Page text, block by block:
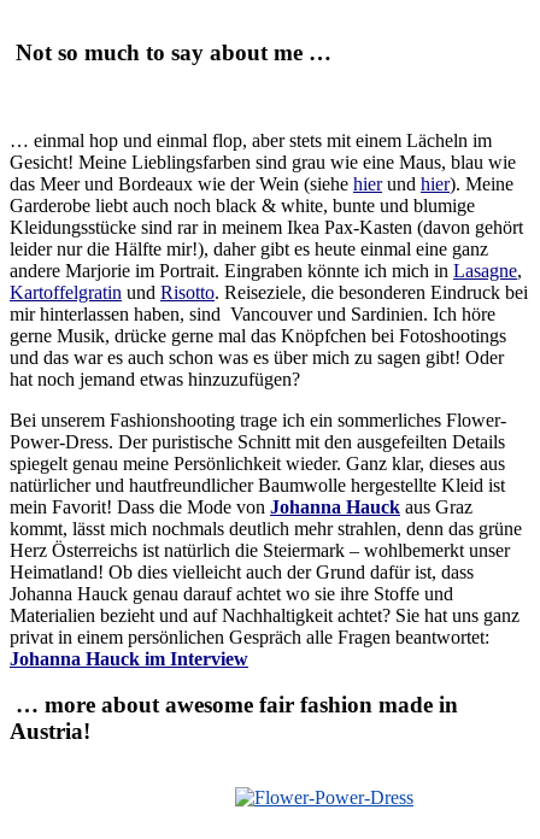
Not so much to say about me …
… einmal hop und einmal flop, aber stets mit einem Lächeln im
Gesicht! Meine Lieblingsfarben sind grau wie eine Maus, blau wie
das Meer und Bordeaux wie der Wein (siehe hier und hier). Meine
Garderobe liebt auch noch black & white, bunte und blumige
Kleidungsstücke sind rar in meinem Ikea Pax-Kasten (davon gehört
leider nur die Hälfte mir!), daher gibt es heute einmal eine ganz
andere Marjorie im Portrait. Eingraben könnte ich mich in Lasagne,
Kartoffelgratin und Risotto. Reiseziele, die besonderen Eindruck bei
mir hinterlassen haben, sind Vancouver und Sardinien. Ich höre
gerne Musik, drücke gerne mal das Knöpfchen bei Fotoshootings
und das war es auch schon was es über mich zu sagen gibt! Oder
hat noch jemand etwas hinzuzufügen?
Bei unserem Fashionshooting trage ich ein sommerliches Flower-
Power-Dress. Der puristische Schnitt mit den ausgefeilten Details
spiegelt genau meine Persönlichkeit wieder. Ganz klar, dieses aus
natürlicher und hautfreundlicher Baumwolle hergestellte Kleid ist
mein Favorit! Dass die Mode von Johanna Hauck aus Graz
kommt, lässt mich nochmals deutlich mehr strahlen, denn das grüne
Herz Österreichs ist natürlich die Steiermark – wohlbemerkt unser
Heimatland! Ob dies vielleicht auch der Grund dafür ist, dass
Johanna Hauck genau darauf achtet wo sie ihre Stoffe und
Materialien bezieht und auf Nachhaltigkeit achtet? Sie hat uns ganz
privat in einem persönlichen Gespräch alle Fragen beantwortet:
Johanna Hauck im Interview
… more about awesome fair fashion made in
Austria!